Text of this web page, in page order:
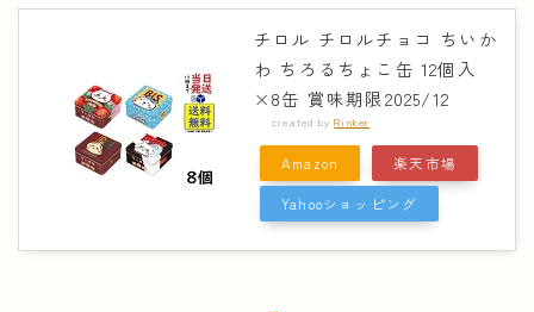
チロル チロルチョコ ちいか
わ ちろるちょこ缶 12個入
×8缶 賞味期限2025/12
created byRinker
Amazon 楽天市場
Yahooショッピング